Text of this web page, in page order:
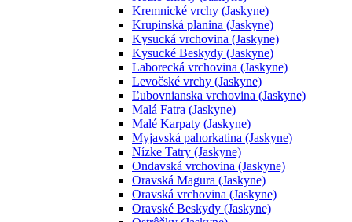
Kremnické vrchy (Jaskyne)
Krupinská planina (Jaskyne)
Kysucká vrchovina (Jaskyne)
Kysucké Beskydy (Jaskyne)
Laborecká vrchovina (Jaskyne)
Levočské vrchy (Jaskyne)
Ľubovnianska vrchovina (Jaskyne)
Malá Fatra (Jaskyne)
Malé Karpaty (Jaskyne)
Myjavská pahorkatina (Jaskyne)
Nízke Tatry (Jaskyne)
Ondavská vrchovina (Jaskyne)
Oravská Magura (Jaskyne)
Oravská vrchovina (Jaskyne)
Oravské Beskydy (Jaskyne)